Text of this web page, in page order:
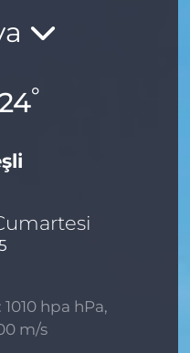
°
1010 hpa hPa,
m/s